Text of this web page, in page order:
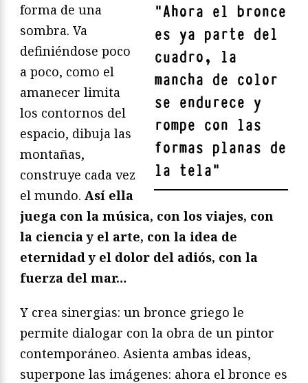
"Ahora el bronce
es ya parte del
cuadro, la
mancha de color
se endurece y
rompe con las
formas planas de
la tela"
forma de una
sombra. Va
definiéndose poco
a poco, como el
amanecer limita
los contornos del
espacio, dibuja las
montañas,
construye cada vez
el mundo. Así ella
juega con la música, con los viajes, con
la ciencia y el arte, con la idea de
eternidad y el dolor del adiós, con la
fuerza del mar…
Y crea sinergias: un bronce griego le
permite dialogar con la obra de un pintor
contemporáneo. Asienta ambas ideas,
superpone las imágenes: ahora el bronce es